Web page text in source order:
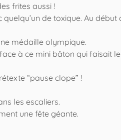
frites aussi !
de toxique. Au début
médaille olympique.
à ce mini bâton qui faisait
“pause clope” !
les escaliers.
une fête géante.